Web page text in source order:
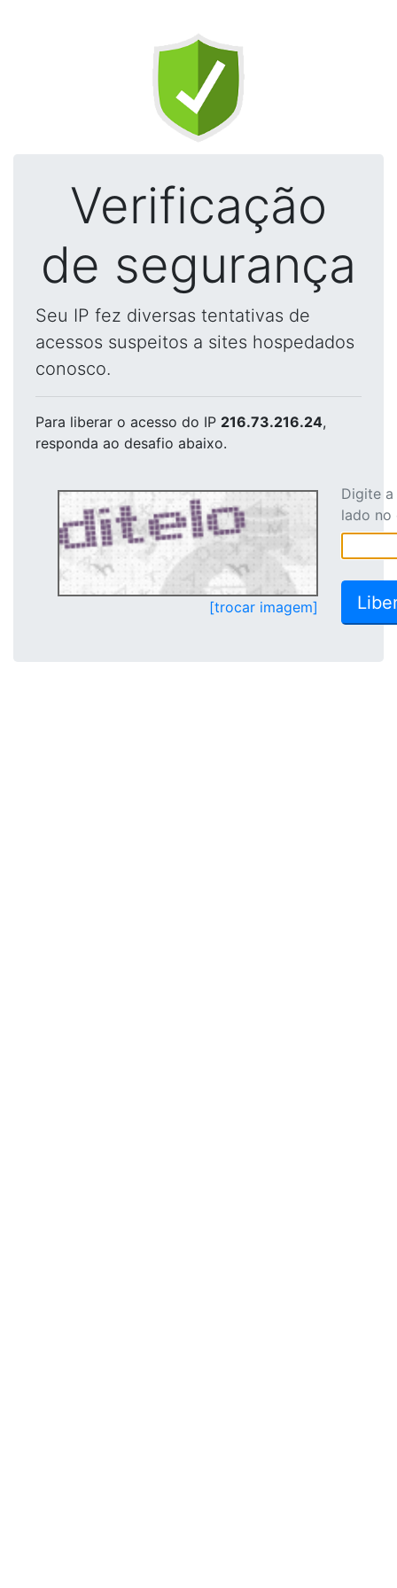
Verificação
de segurança
Seu IP fez diversas tentativas de
acessos suspeitos a sites hospedados
conosco.
Para liberar o acesso do IP 216.73.216.24,
responda ao desafio abaixo.
[trocar imagem]
Digite
lado no